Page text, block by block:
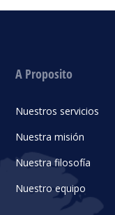
A Proposito
Nuestros servicios
Nuestra misión
Nuestra filosofía
Nuestro equipo